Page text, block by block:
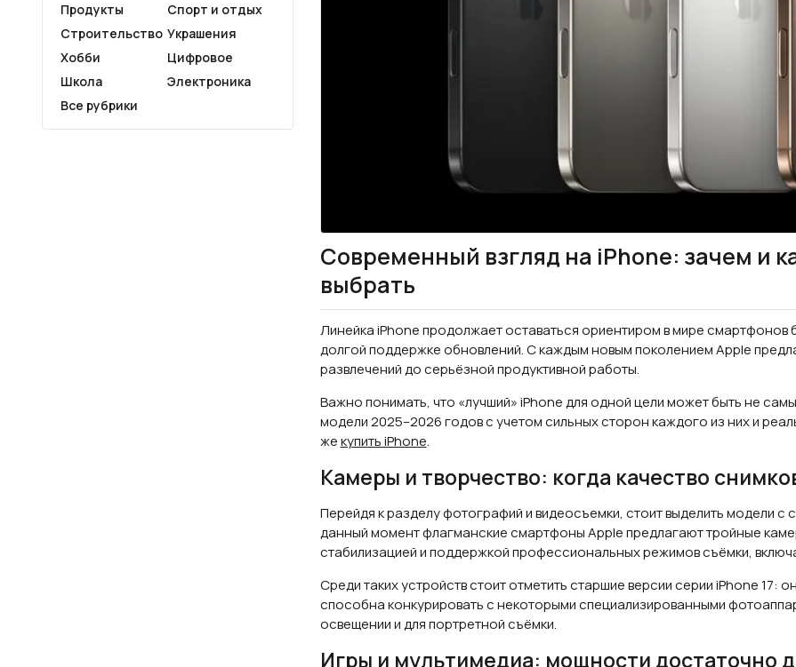
Продукты
Спорт и отдых
Строительство Украшения
Хобби
Цифровое
Школа
Электроника
Все рубрики
Современный взгляд на iPhone: зачем и
выбрать
Линейка iPhone продолжает оставаться ориентиром в мире смартфонов
долгой поддержке обновлений. С каждым новым поколением Apple
развлечений до серьёзной продуктивной работы.
Важно понимать, что «лучший» iPhone для одной цели может быть не
модели 2025–2026 годов с учетом сильных сторон каждого из них и
жекупить iPhone.
Камеры и творчество: когда качество
Перейдя к разделу фотографий и видеосъемки, стоит выделить модели
данный момент флагманские смартфоны Apple предлагают тройные
стабилизацией и поддержкой профессиональных режимов съёмки,
Среди таких устройств стоит отметить старшие версии серии iPhone
способна конкурировать с некоторыми специализированными
освещении и для портретной съёмки.
Игры и мультимедиа: мощности достаточно